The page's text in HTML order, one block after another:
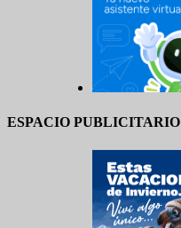
ESPACIO PUBLICITARIO